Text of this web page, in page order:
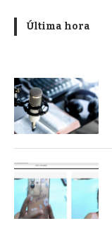
Última hora